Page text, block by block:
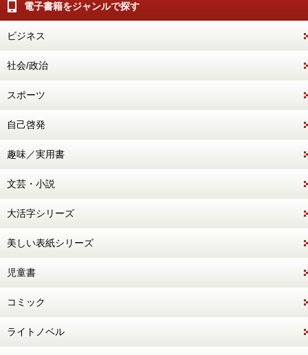
電子書籍をジャンルで探す
ビジネス
社会/政治
スポーツ
自己啓発
趣味／実用書
文芸・小説
大活字シリーズ
美しい表紙シリーズ
児童書
コミック
ライトノベル